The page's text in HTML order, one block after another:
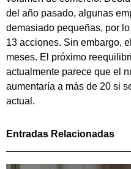
del año pasado, algunas
demasiado pequeñas, por
13 acciones. Sin embargo,
meses. El próximo
actualmente parece que el
aumentaría a más de 20 si
actual.
Entradas Relacionadas